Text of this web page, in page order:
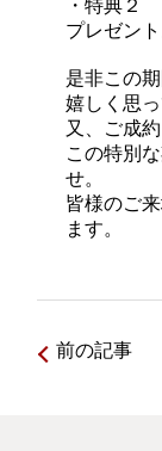
・特典２
プレゼント
是非この
嬉しく思っ
又、ご成
この特別
せ。
皆様のご
ます。
前の記事